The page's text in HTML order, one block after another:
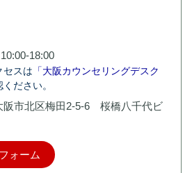
18:00
スは 「大阪カウンセリングデスク
ださい。
阪市北区梅田2-5-6 桜橋八千代ビ
ォーム